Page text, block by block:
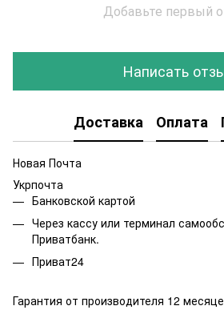
Добавьте первый
Написать
Доставка Оплата
Новая Почта
Укрпочта
Банковской картой
Через кассу или терминал
Приватбанк.
Приват24
Гарантия от производителя 12